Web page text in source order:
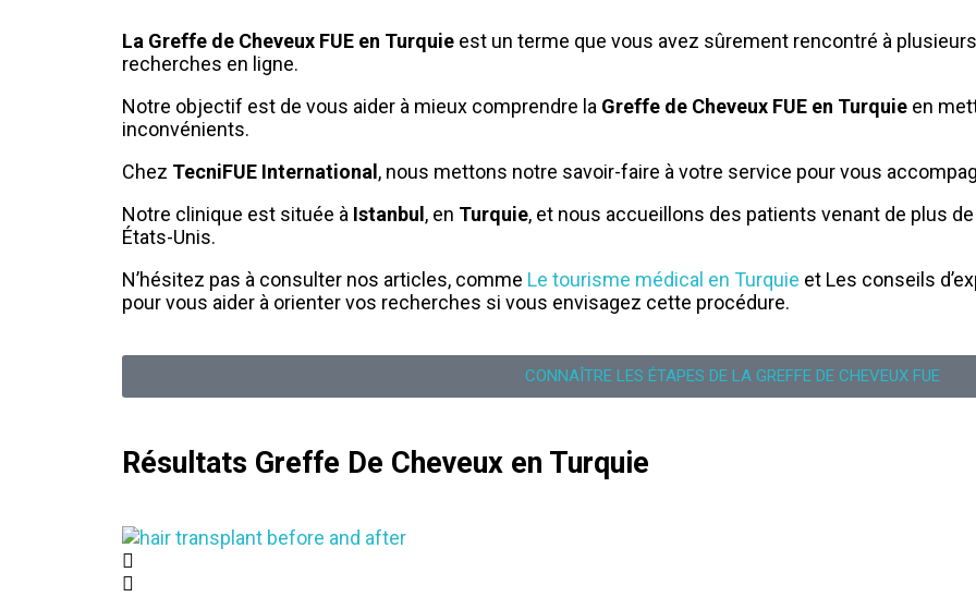
La Greffe de Cheveux FUE en Turquie est un terme que vous avez sûrement rencontré à
recherches en ligne.
Notre objectif est de vous aider à mieux comprendre la Greffe de Cheveux FUE en Turquie en
inconvénients.
Chez TecniFUE International , nous mettons notre savoir-faire à votre service pour vous
Notre clinique est située à Istanbul , en Turquie, et nous accueillons des patients venant de plus
États-Unis.
N’hésitez pas à consulter nos articles, comme Le tourisme médical en Turquie et Les conseils
pour vous aider à orienter vos recherches si vous envisagez cette procédure.
CONNAÎTRE LES ÉTAPES DE LA GREFFE DE CHEVEUX FUE
Résultats Greffe De Cheveux en Turquie